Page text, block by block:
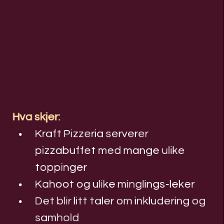
Hva skjer:
Kraft Pizzeria serverer
pizzabuffet med mange ulike
toppinger
Kahoot og ulike minglings-leker
Det blir litt taler om inkludering og
samhold